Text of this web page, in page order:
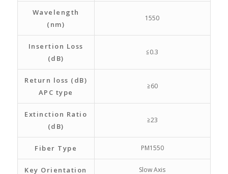
Wavelength
(nm)
1550
Insertion Loss
(dB)
≦0.3
Return loss (dB)
APC type
≧60
Extinction Ratio
(dB)
≧23
Fiber Type PM1550
Key Orientation Slow Axis